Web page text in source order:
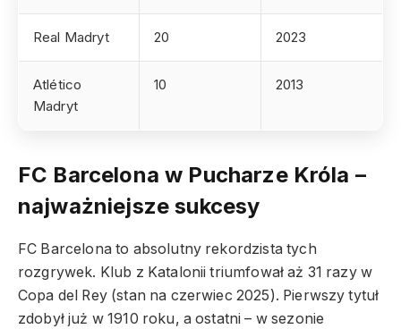
Real Madryt 20 2023
Atlético
Madryt
10 2013
FC Barcelona w Pucharze Króla –
najważniejsze sukcesy
FC Barcelona to absolutny rekordzista tych
rozgrywek. Klub z Katalonii triumfował aż 31 razy w
Copa del Rey (stan na czerwiec 2025). Pierwszy tytuł
zdobył już w 1910 roku, a ostatni – w sezonie